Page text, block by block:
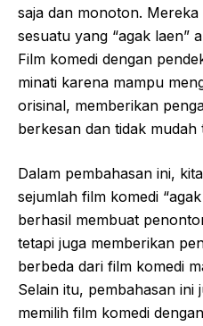
saja dan monoton.
sesuatu yang “agak laen”
Film komedi dengan
minati karena mampu
orisinal, memberikan
berkesan dan tidak mudah
Dalam pembahasan ini,
sejumlah film komedi
berhasil membuat
tetapi juga memberikan
berbeda dari film komedi
Selain itu, pembahasan ini
memilih film komedi